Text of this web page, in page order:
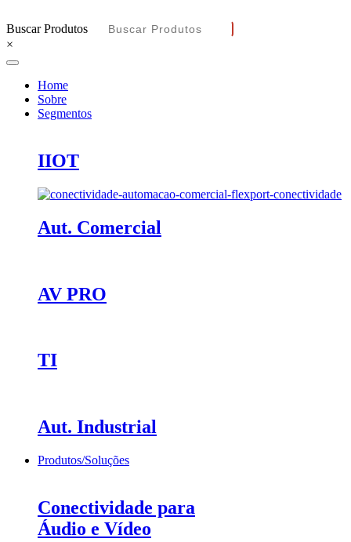
Buscar Produtos
×
Home
Sobre
Segmentos
IIOT
Aut. Comercial
AV PRO
TI
Aut. Industrial
Produtos/Soluções
Conectividade para
Áudio e Vídeo